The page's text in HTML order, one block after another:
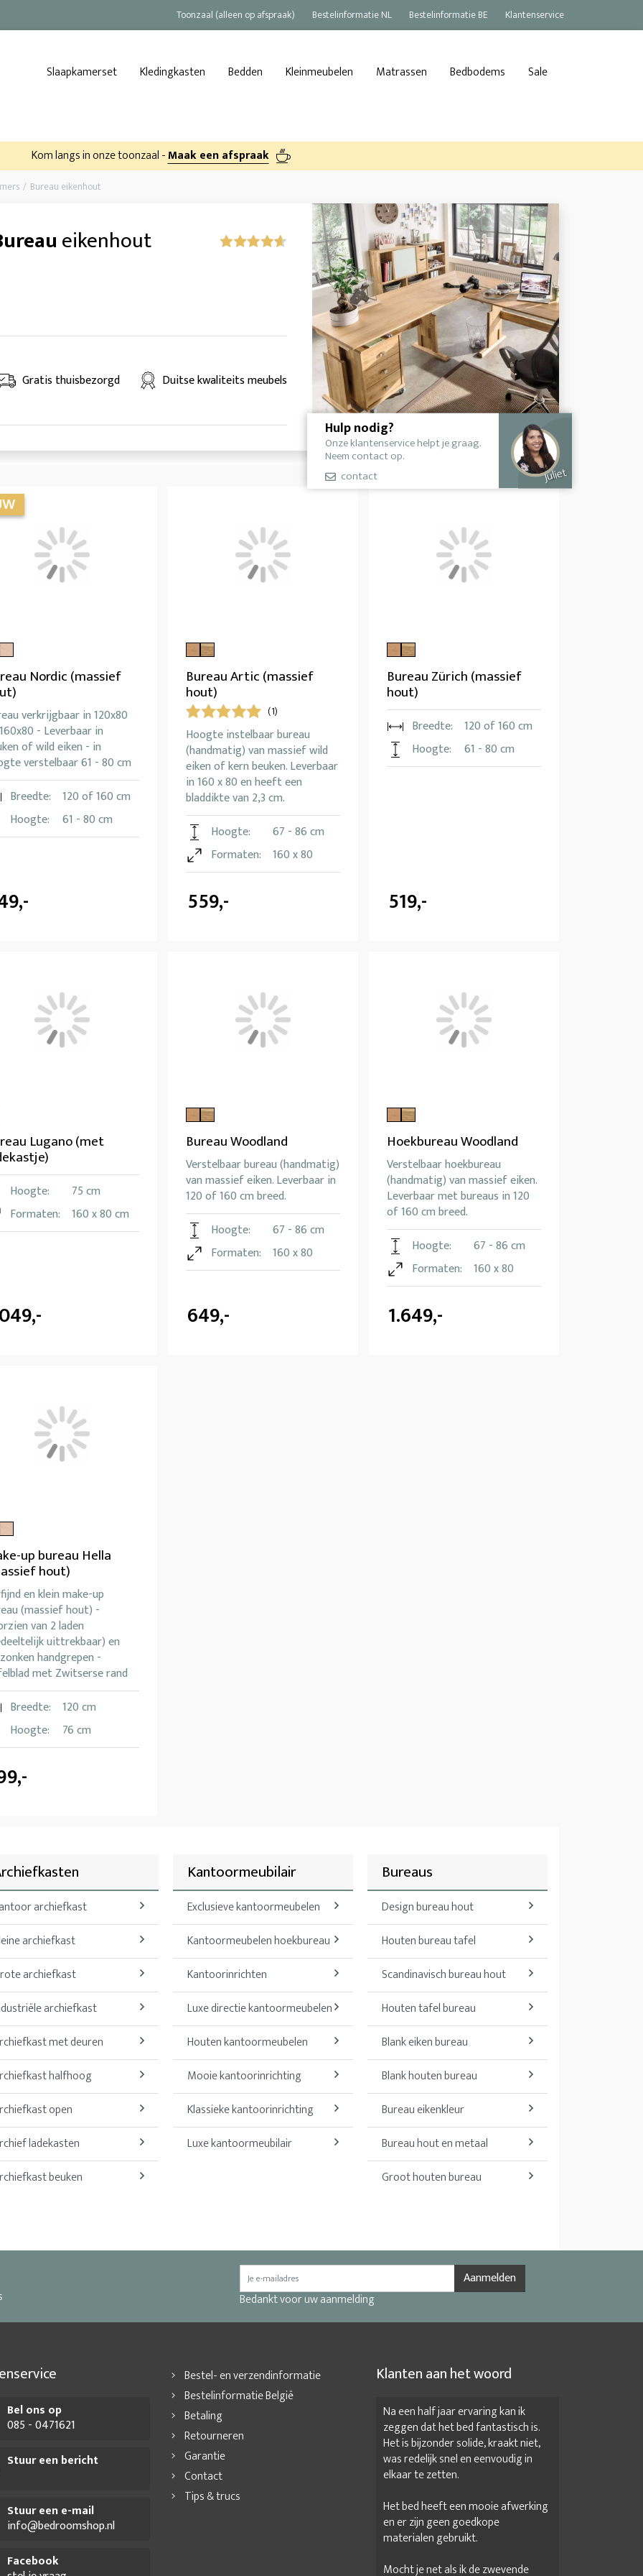
Toonzaal (alleen op afspraak) Bestelinformatie NL Bestelinformatie BE Klantenservice
Slaapkamerset Kledingkasten Bedden Kleinmeubelen Matrassen Bedbodems Sale
Kom langs in onze toonzaal -Maak een afspraak
Bureau eikenhout
eikenhout
Gratis thuisbezorgd Duitse kwaliteits meubels
Hulp nodig?
Onze klantenservice helpt je graag.
Neem contact op.
contact
Juliet
Nordic (massief
verkrijgbaar in 120x80
- Leverbaar in
of wild eiken - in
verstelbaar 61 - 80 cm
Breedte:
120 of 160 cm
Hoogte:
61 - 80 cm
Bureau Artic (massief
hout)
(1)
Hoogte instelbaar bureau
(handmatig) van massief wild
eiken of kern beuken. Leverbaar
in 160 x 80 en heeft een
bladdikte van 2,3 cm.
Hoogte:
67 - 86 cm
Formaten:
160 x 80
559,-
Bureau Zürich (massief
hout)
Breedte:
120 of 160 cm
Hoogte:
61 - 80 cm
519,-
Lugano (met
Hoogte:
75 cm
Formaten:
160 x 80 cm
Bureau Woodland
Verstelbaar bureau (handmatig)
van massief eiken. Leverbaar in
120 of 160 cm breed.
Hoogte:
67 - 86 cm
Formaten:
160 x 80
649,-
Hoekbureau Woodland
Verstelbaar hoekbureau
(handmatig) van massief eiken.
Leverbaar met bureaus in 120
of 160 cm breed.
Hoogte:
67 - 86 cm
Formaten:
160 x 80
1.649,-
up bureau Hella
hout)
en klein make-up
(massief hout) -
van 2 laden
uittrekbaar) en
handgrepen -
met Zwitserse rand
Breedte:
120 cm
Hoogte:
76 cm
archiefkast
archiefkast
archiefkast
archiefkast
met deuren
halfhoog
open
ladekasten
beuken
Kantoormeubilair
Exclusieve kantoormeubelen
Kantoormeubelen hoekbureau
Kantoorinrichten
Luxe directie kantoormeubelen
Houten kantoormeubelen
Mooie kantoorinrichting
Klassieke kantoorinrichting
Luxe kantoormeubilair
Bureaus
Design bureau hout
Houten bureau tafel
Scandinavisch bureau hout
Houten tafel bureau
Blank eiken bureau
Blank houten bureau
Bureau eikenkleur
Bureau hout en metaal
Groot houten bureau
Aanmelden
Bedankt voor uw aanmelding
Bel ons op
085 - 0471621
Stuur een bericht
Stuur een e-mail
info@bedroomshop.nl
Facebook
Bestel- en verzendinformatie
Bestelinformatie België
Betaling
Retourneren
Garantie
Contact
Tips & trucs
Klanten aan het woord
Na een half jaar ervaring kan ik
zeggen dat het bed fantastisch is.
Het is bijzonder solide, kraakt niet,
was redelijk snel en eenvoudig in
elkaar te zetten.
Het bed heeft een mooie afwerking
en er zijn geen goedkope
materialen gebruikt.
Mocht je net als ik de zwevende